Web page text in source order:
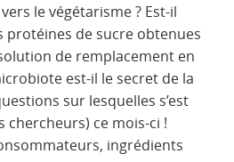
le végétarisme ? Est-il
protéines de sucre obtenues
de remplacement en
est-il le secret de la
sur lesquelles s’est
chercheurs) ce mois-ci !
ingrédients